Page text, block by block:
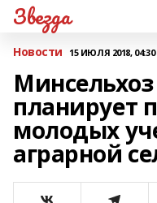
Звезда
Новости 15 ИЮЛЯ 2018, 04:30
планирует
молодых
аграрной